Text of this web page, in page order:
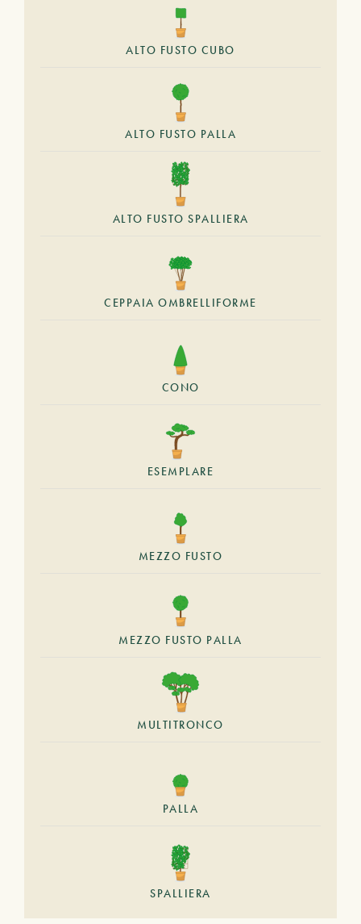
ALTO FUSTO CUBO
ALTO FUSTO PALLA
ALTO FUSTO SPALLIERA
CEPPAIA OMBRELLIFORME
CONO
ESEMPLARE
MEZZO FUSTO
MEZZO FUSTO PALLA
MULTITRONCO
PALLA
SPALLIERA